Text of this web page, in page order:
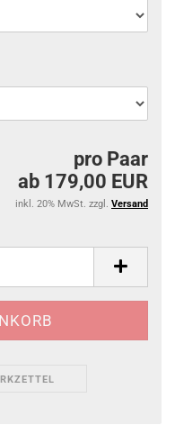
pro Paar
ab 179,00 EUR
inkl. 20% MwSt. zzgl. Versand